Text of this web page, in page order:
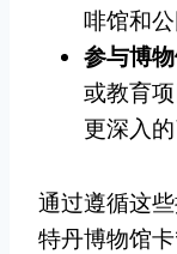
啡馆和
参与博
或教育
更深入
通过遵循这
特丹博物馆